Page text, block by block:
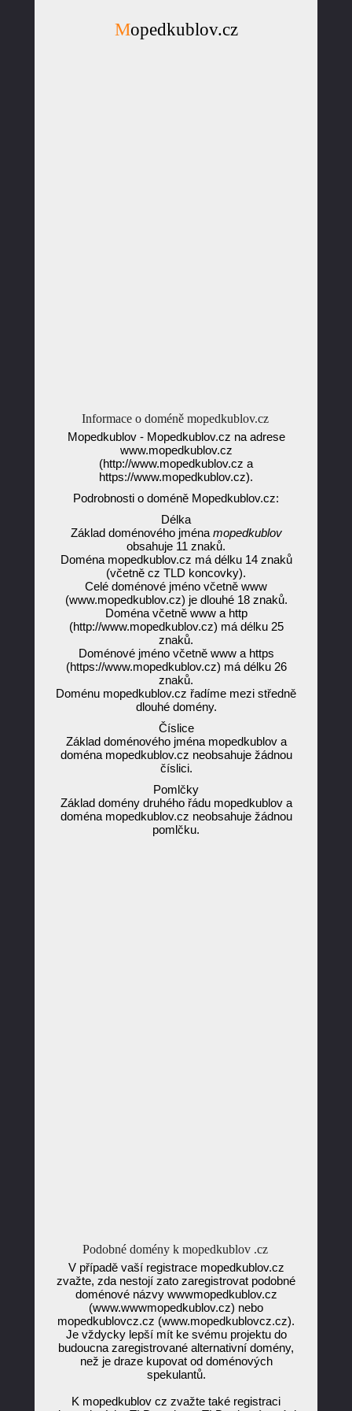
Mopedkublov.cz
Informace o doméně mopedkublov.cz
Mopedkublov - Mopedkublov.cz na adrese
www.mopedkublov.cz
(http://www.mopedkublov.cz a
https://www.mopedkublov.cz).
Podrobnosti o doméně Mopedkublov.cz:
Délka
Základ doménového jména mopedkublov
obsahuje 11 znaků.
Doména mopedkublov.cz má délku 14 znaků
(včetně cz TLD koncovky).
Celé doménové jméno včetně www
(www.mopedkublov.cz) je dlouhé 18 znaků.
Doména včetně www a http
(http://www.mopedkublov.cz) má délku 25
znaků.
Doménové jméno včetně www a https
(https://www.mopedkublov.cz) má délku 26
znaků.
Doménu mopedkublov.cz řadíme mezi středně
dlouhé domény.
Číslice
Základ doménového jména mopedkublov a
doména mopedkublov.cz neobsahuje žádnou
číslici.
Pomlčky
Základ domény druhého řádu mopedkublov a
doména mopedkublov.cz neobsahuje žádnou
pomlčku.
Podobné domény k mopedkublov .cz
V případě vaší registrace mopedkublov.cz
zvažte, zda nestojí zato zaregistrovat podobné
doménové názvy wwwmopedkublov.cz
(www.wwwmopedkublov.cz) nebo
mopedkublovcz.cz (www.mopedkublovcz.cz).
Je vždycky lepší mít ke svému projektu do
budoucna zaregistrované alternativní domény,
než je draze kupovat od doménových
spekulantů.
K mopedkublov cz zvažte také registraci